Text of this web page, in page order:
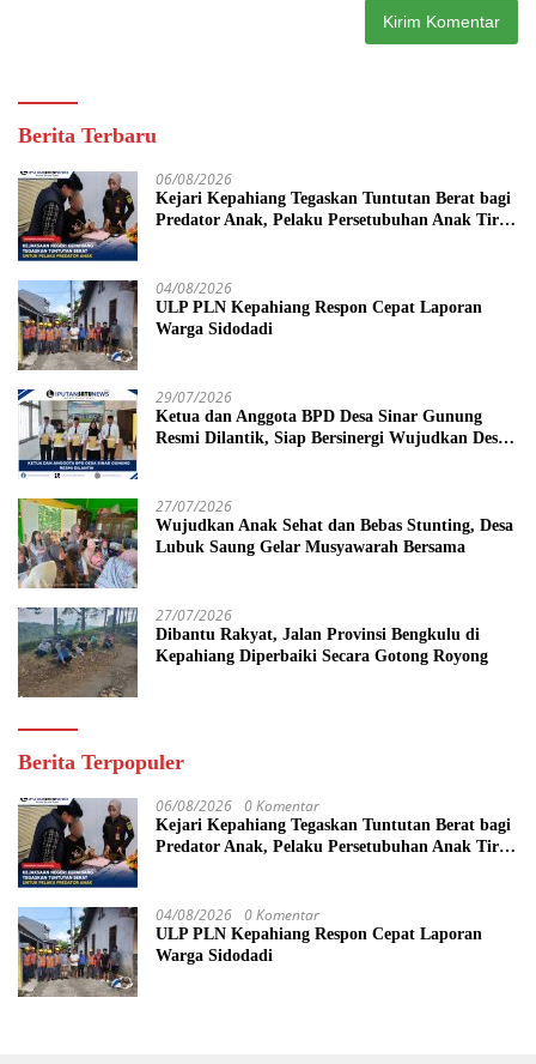
Berita Terbaru
06/08/2026
Kejari Kepahiang Tegaskan Tuntutan Berat bagi
Predator Anak, Pelaku Persetubuhan Anak Tiri
04/08/2026
ULP PLN Kepahiang Respon Cepat Laporan
Warga Sidodadi
29/07/2026
Ketua dan Anggota BPD Desa Sinar Gunung
Resmi Dilantik, Siap Bersinergi Wujudkan Desa
27/07/2026
Wujudkan Anak Sehat dan Bebas Stunting, Desa
Lubuk Saung Gelar Musyawarah Bersama
27/07/2026
Dibantu Rakyat, Jalan Provinsi Bengkulu di
Kepahiang Diperbaiki Secara Gotong Royong
Berita Terpopuler
06/08/2026 0 Komentar
Kejari Kepahiang Tegaskan Tuntutan Berat bagi
Predator Anak, Pelaku Persetubuhan Anak Tiri
04/08/2026 0 Komentar
ULP PLN Kepahiang Respon Cepat Laporan
Warga Sidodadi